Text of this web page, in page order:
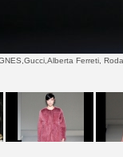
Ferreti,